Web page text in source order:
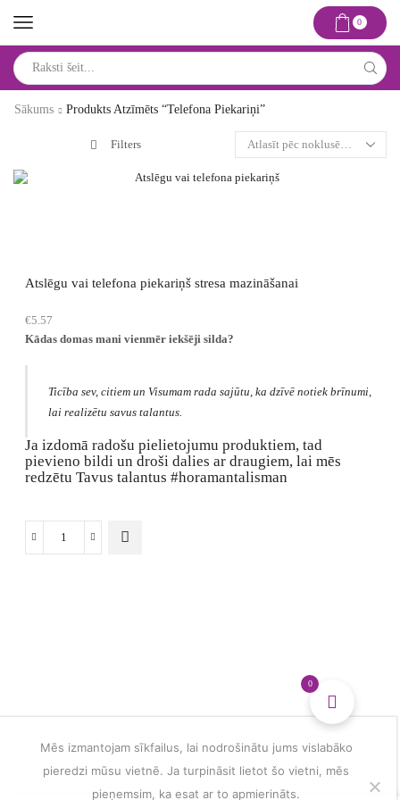
0
input
Sākums
Produkts Atzīmēts “telefona Piekariņi”
Filters
Atslēgu vai telefona piekariņš stresa mazināšanai
€5.57
Kādas domas mani vienmēr iekšēji silda?
Ticība sev, citiem un Visumam rada sajūtu, ka dzīvē notiek brīnumi,
lai realizētu savus talantus.
Ja izdomā radošu pielietojumu produktiem, tad
pievieno bildi un droši dalies ar draugiem, lai mēs
redzētu Tavus talantus #horamantalisman
Atslēgu
0
Mēs izmantojam sīkfailus, lai nodrošinātu jums vislabāko
pieredzi mūsu vietnē. Ja turpināsit lietot šo vietni, mēs
pieņemsim, ka esat ar to apmierināts.